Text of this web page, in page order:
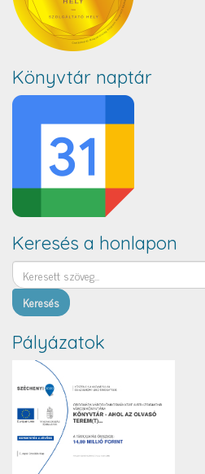
Könyvtár naptár
Keresés a honlapon
Keresés
Pályázatok